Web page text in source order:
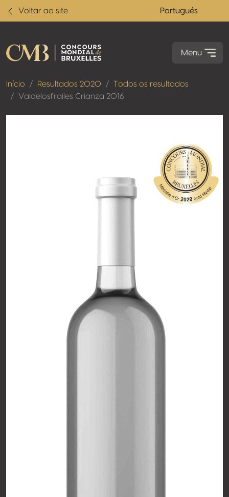
Voltar ao site Portugués
Menu
Início Resultados 2020
Todos os resultados
Valdelosfrailes Crianza 2016